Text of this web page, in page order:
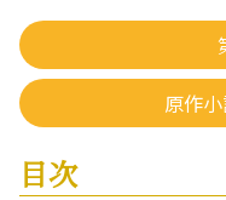
正体は？
理不尽な運命を自らの手で
ァンタジー！
ミシュ
著書は「身代わり令嬢は人狼
ス）、「私を恋に落としてく
原作
目次